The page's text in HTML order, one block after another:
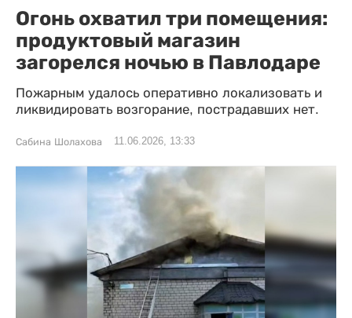
Огонь охватил три помещения:
продуктовый магазин
загорелся ночью в Павлодаре
Пожарным удалось оперативно локализовать и
ликвидировать возгорание, пострадавших нет.
Сабина Шолахова 11.06.2026, 13:33